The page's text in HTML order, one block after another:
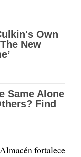
fortalece